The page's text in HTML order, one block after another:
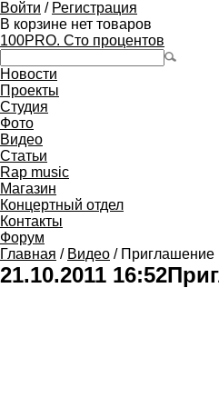
Войти / Регистрация
В корзине нет товаров
100PRO. Сто процентов
Новости
Проекты
Студия
Фото
Видео
Статьи
Rap music
Магазин
Концертный отдел
Контакты
Форум
Главная / Видео / Приглашение
21.10.2011 16:52